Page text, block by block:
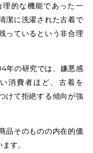
的な機能であった一
潔に洗濯された古着で
っているという非合理
年の研究では、嫌悪感
消費者ほど、古着を
けて拒絶する傾向が強
品そのものの内在的価
す。